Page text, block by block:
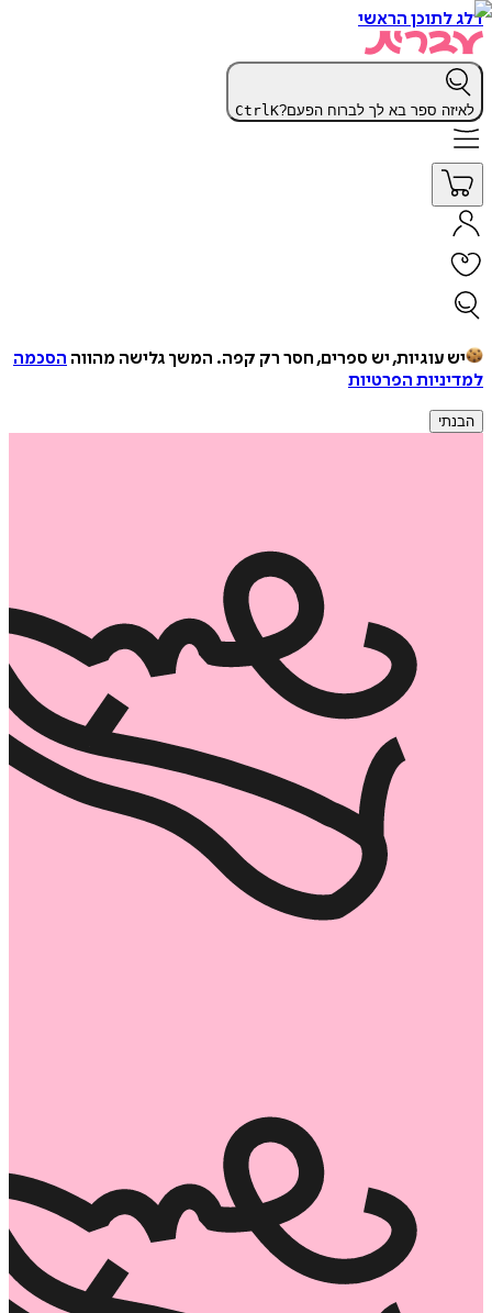
דלג לתוכן הראשי
לאיזה ספר בא לך לברוח הפעם? CtrlK
יש עוגיות, יש ספרים, חסר רק קפה. המשך גלישה מהווה הסכמה
למדיניות הפרטיות
הבנתי